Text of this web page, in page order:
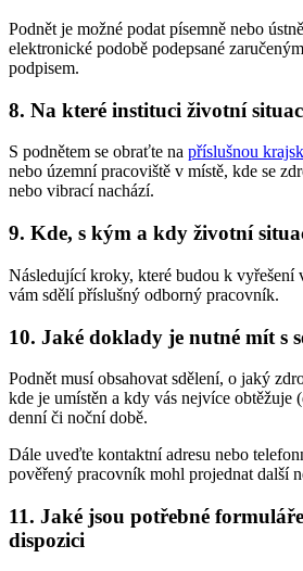
Podnět je možné podat písemně nebo
elektronické podobě podepsané
podpisem.
8. Na které instituci životní
S podnětem se obraťte na příslušnou
nebo územní pracoviště v místě, kde se
nebo vibrací nachází.
9. Kde, s kým a kdy životní
Následující kroky, které budou k vyřešení
vám sdělí příslušný odborný pracovník.
10. Jaké doklady je nutné mít s
Podnět musí obsahovat sdělení, o jaký
kde je umístěn a kdy vás nejvíce obtěžuje
denní či noční době.
Dále uveďte kontaktní adresu nebo
pověřený pracovník mohl projednat další
11. Jaké jsou potřebné
dispozici